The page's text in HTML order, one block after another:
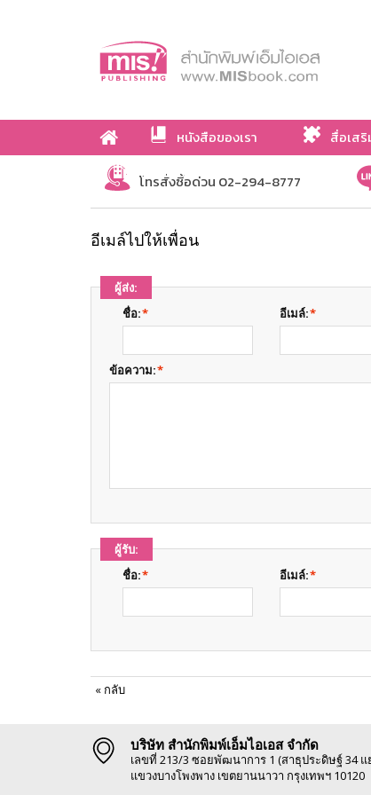
หนังสือของเรา สื่อเส
เกี่ยวกับเรา
โทรสั่งซื้อด่วน 02-294-8777
อีเมล์ไปให้เพื่อน
ผู้ส่ง:
*
ชื่อ: *
อีเมล์:
*
ข้อความ:
ผู้รับ:
*
ชื่อ: *
อีเมล์:
« กลับ
บริษัท สำนักพิมพ์เอ็มไอเอส จำกัด
เลขที่ 213/3 ซอยพัฒนาการ 1 (สาธุประดิษฐ์ 34 แ
แขวงบางโพงพาง เขตยานนาวา กรุงเทพฯ 10120